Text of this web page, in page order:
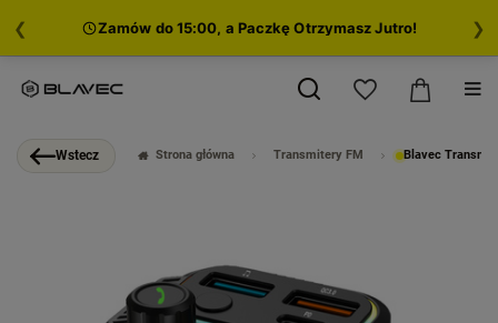
Zamów do 15:00, a Paczkę Otrzymasz Jutro!
❮ ❯
Strona główna Transmitery FM Blavec